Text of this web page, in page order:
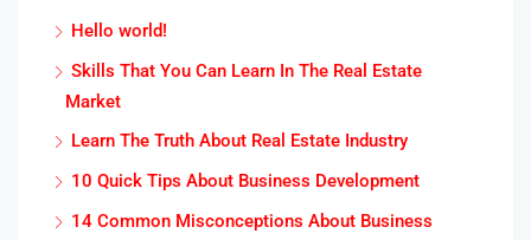
Hello world!
Skills That You Can Learn In The Real Estate
Market
Learn The Truth About Real Estate Industry
10 Quick Tips About Business Development
14 Common Misconceptions About Business